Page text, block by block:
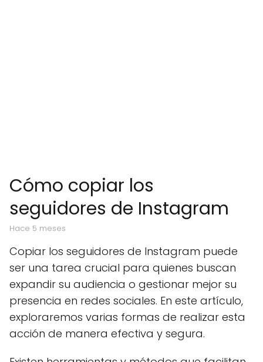
Cómo copiar los
seguidores de Instagram
hace 5 meses
Copiar los seguidores de Instagram puede
ser una tarea crucial para quienes buscan
expandir su audiencia o gestionar mejor su
presencia en redes sociales. En este artículo,
exploraremos varias formas de realizar esta
acción de manera efectiva y segura.